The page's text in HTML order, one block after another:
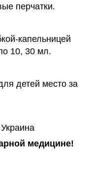
перчатки.
капельницей
10, 30 мл.
детей место за
медицине!